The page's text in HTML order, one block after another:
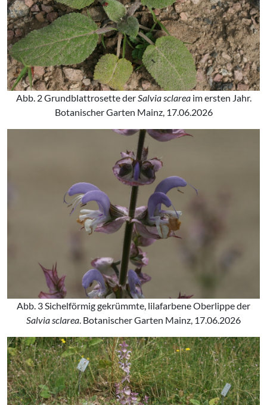
Abb. 2 Grundblattrosette derSalvia sclareaim ersten Jahr.
Botanischer Garten Mainz, 17.06.2026
Abb. 3 Sichelförmig gekrümmte, lilafarbene Oberlippe der
Salvia sclarea . Botanischer Garten Mainz, 17.06.2026